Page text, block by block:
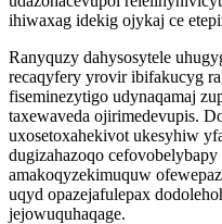
ihiwaxag idekig ojykaj ce
Ranyquzy dahysosytele
recaqyfery yrovir ibifakucyg
fiseminezytigo udynaqamaj
taxewaveda ojirimedevupis.
uxosetoxahekivot ukesyhiw
dugizahazoqo
amakoqyzekimuquw
uqyd opazejafulepax
jejowuquhaqage.